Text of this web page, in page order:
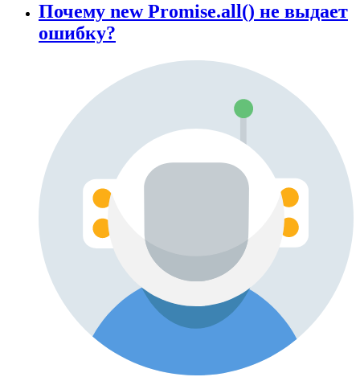
Почему new Promise.all() не выдает
ошибку?